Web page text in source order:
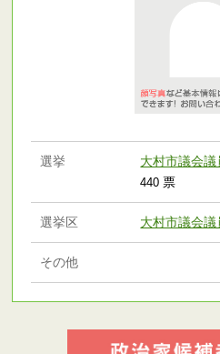
選挙 大村市議会議
440 票
選挙区 大村市議会議
その他